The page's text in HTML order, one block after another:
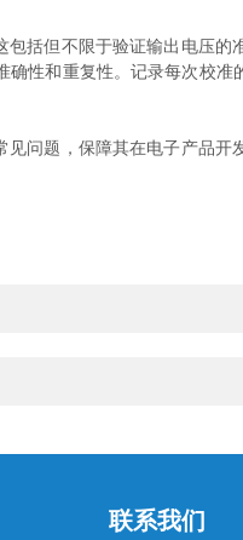
但不限于验证输出电压的
性和重复性。记录每次校
题，保障其在电子产品开
联系我们